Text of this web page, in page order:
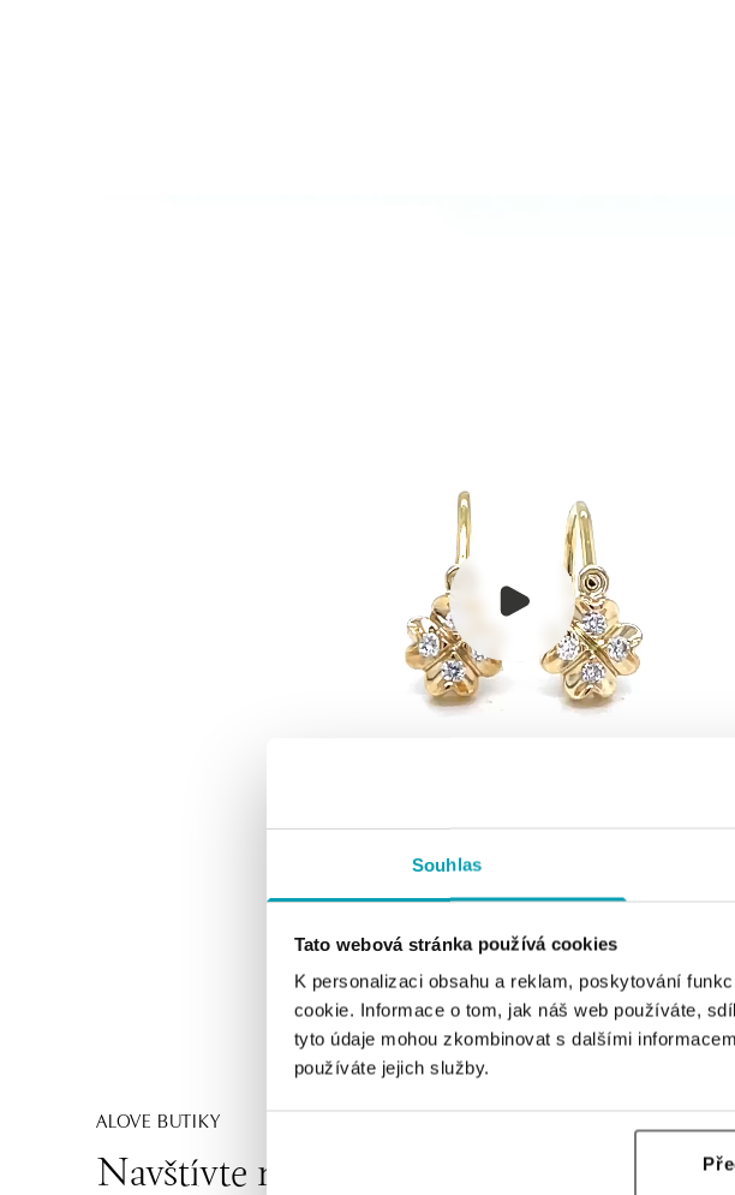
Souhlas
Tato webová stránka používá cookies
K personalizaci obsahu a reklam, poskytování
cookie. Informace o tom, jak náš web používáte,
tyto údaje mohou zkombinovat s dalšími
používáte jejich služby.
ALOVE BUTIKY
Navštívte naše butiky